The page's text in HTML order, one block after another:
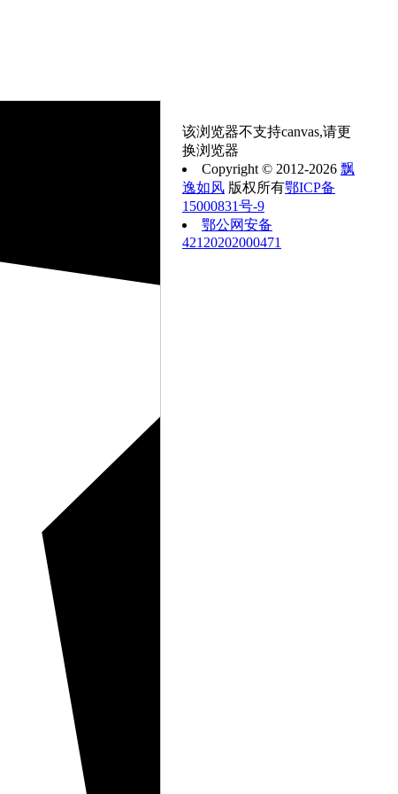
该浏览器不支持canvas,请更
换浏览器
Copyright © 2012-2026 飘
逸如风 版权所有鄂ICP备
15000831号-9
鄂公网安备
42120202000471